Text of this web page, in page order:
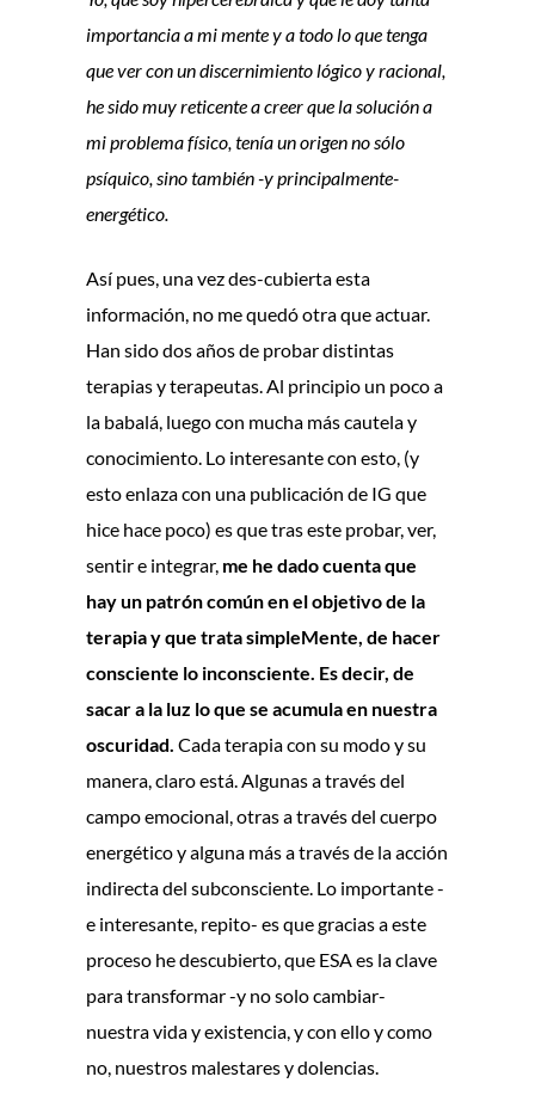
importancia a mi mente y a todo lo que tenga
que ver con un discernimiento lógico y racional,
he sido muy reticente a creer que la solución a
mi problema físico, tenía un origen no sólo
psíquico, sino también -y principalmente-
energético.
Así pues, una vez des-cubierta esta
información, no me quedó otra que actuar.
Han sido dos años de probar distintas
terapias y terapeutas. Al principio un poco a
la babalá, luego con mucha más cautela y
conocimiento. Lo interesante con esto, (y
esto enlaza con una publicación de IG que
hice hace poco) es que tras este probar, ver,
sentir e integrar, me he dado cuenta que
hay un patrón común en el objetivo de la
terapia y que trata simpleMente, de hacer
consciente lo inconsciente. Es decir, de
sacar a la luz lo que se acumula en nuestra
oscuridad. Cada terapia con su modo y su
manera, claro está. Algunas a través del
campo emocional, otras a través del cuerpo
energético y alguna más a través de la acción
indirecta del subconsciente. Lo importante -
e interesante, repito- es que gracias a este
proceso he descubierto, que ESA es la clave
para transformar -y no solo cambiar-
nuestra vida y existencia, y con ello y como
no, nuestros malestares y dolencias.